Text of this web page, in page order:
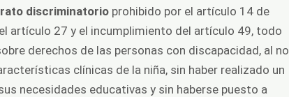
discriminatorio prohibido por el artículo 14 de
artículo 27 y el incumplimiento del artículo 49, todo
derechos de las personas con discapacidad, al no
clínicas de la niña, sin haber realizado un
necesidades educativas y sin haberse puesto a